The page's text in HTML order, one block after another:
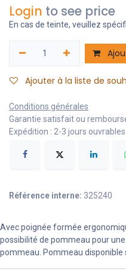
Login to see price
En cas de teinte, veuillez
Ajouter à la liste de
Conditions générales
Garantie satisfait ou
Expédition : 2-3 jours ouvrables
Référence interne: 325240
Avec poignée formée
possibilité de pommeau pour
pommeau. Pommeau disponible